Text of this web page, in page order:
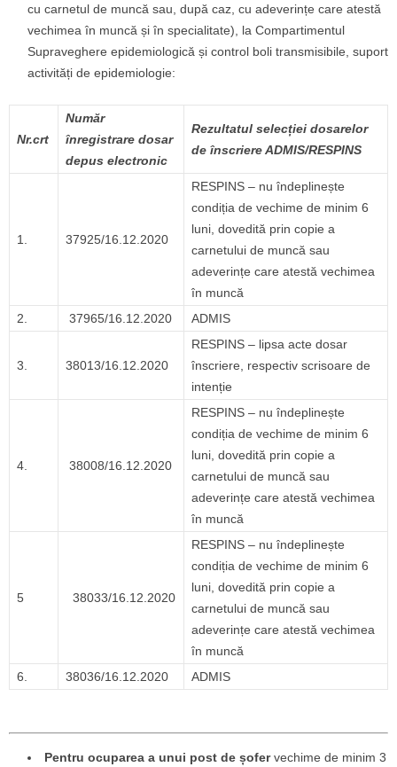
cu carnetul de muncă sau, după caz, cu adeverințe care atestă
vechimea în muncă și în specialitate), la Compartimentul
Supraveghere epidemiologică și control boli transmisibile, suport
activități de epidemiologie:
Nr.crt
Număr
înregistrare dosar
depus electronic
Rezultatul selecției dosarelor
de înscriere ADMIS/RESPINS
1. 37925/16.12.2020
RESPINS – nu îndeplinește
condiția de vechime de minim 6
luni, dovedită prin copie a
carnetului de muncă sau
adeverințe care atestă vechimea
în muncă
2.
37965/16.12.2020 ADMIS
3. 38013/16.12.2020
RESPINS – lipsa acte dosar
înscriere, respectiv scrisoare de
intenție
4. 38008/16.12.2020
RESPINS – nu îndeplinește
condiția de vechime de minim 6
luni, dovedită prin copie a
carnetului de muncă sau
adeverințe care atestă vechimea
în muncă
5 38033/16.12.2020
RESPINS – nu îndeplinește
condiția de vechime de minim 6
luni, dovedită prin copie a
carnetului de muncă sau
adeverințe care atestă vechimea
în muncă
6.
38036/16.12.2020 ADMIS
Pentru ocuparea a unui post de șofervechime de minim 3